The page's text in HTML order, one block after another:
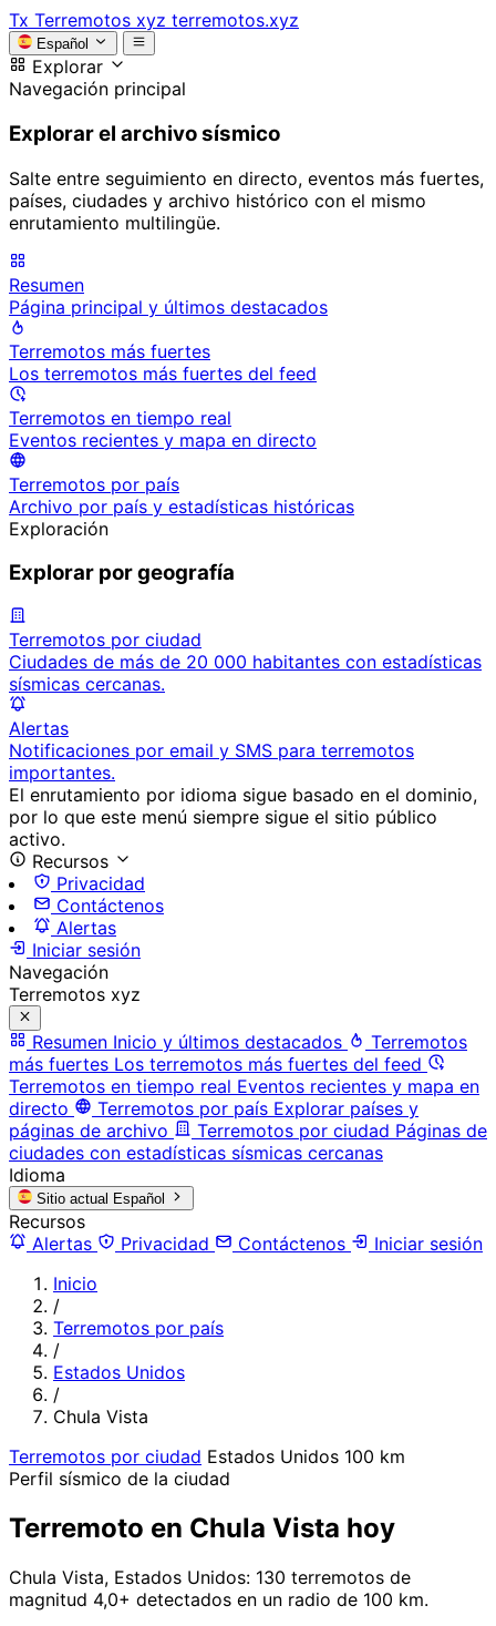
Tx Terremotos xyz terremotos.xyz
Español
Explorar
Navegación principal
Explorar el archivo sísmico
Salte entre seguimiento en directo, eventos más fuertes,
países, ciudades y archivo histórico con el mismo
enrutamiento multilingüe.
Resumen
Página principal y últimos destacados
Terremotos más fuertes
Los terremotos más fuertes del feed
Terremotos en tiempo real
Eventos recientes y mapa en directo
Terremotos por país
Archivo por país y estadísticas históricas
Exploración
Explorar por geografía
Terremotos por ciudad
Ciudades de más de 20 000 habitantes con estadísticas
sísmicas cercanas.
Alertas
Notificaciones por email y SMS para terremotos
importantes.
El enrutamiento por idioma sigue basado en el dominio,
por lo que este menú siempre sigue el sitio público
activo.
Recursos
Privacidad
Contáctenos
Alertas
Iniciar sesión
Navegación
Terremotos xyz
Resumen Inicio y últimos destacados
Terremotos
más fuertes Los terremotos más fuertes del feed
Terremotos en tiempo real Eventos recientes y mapa en
directo
Terremotos por país Explorar países y
páginas de archivo
Terremotos por ciudad Páginas de
ciudades con estadísticas sísmicas cercanas
Idioma
Sitio actual Español
Recursos
Alertas
Privacidad Contáctenos
Iniciar sesión
Inicio
/
Terremotos por país
/
Estados Unidos
/
Chula Vista
Terremotos por ciudad Estados Unidos 100 km
Perfil sísmico de la ciudad
Terremoto en Chula Vista hoy
Chula Vista, Estados Unidos: 130 terremotos de
magnitud 4,0+ detectados en un radio de 100 km.